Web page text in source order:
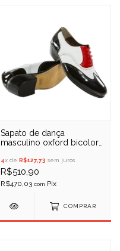
Sapato de dança
masculino oxford bicolor
4x de R$127,73 sem juros
R$510,90
R$470,03 com
COMPRAR